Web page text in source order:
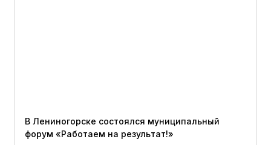
В Лениногорске состоялся муниципальный
форум «Работаем на результат!»